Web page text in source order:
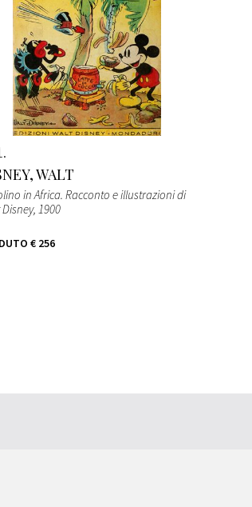
WALT
in Africa. Racconto e illustrazioni di
Disney, 1900
€ 256